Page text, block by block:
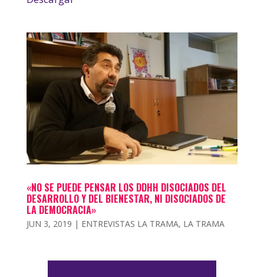
«NO SE PUEDE PENSAR LOS DDHH DISOCIADOS DEL
DESARROLLO Y DEL BIENESTAR, NI DISOCIADOS DE
LA DEMOCRACIA»
JUN 3, 2019 | ENTREVISTAS LA TRAMA, LA TRAMA